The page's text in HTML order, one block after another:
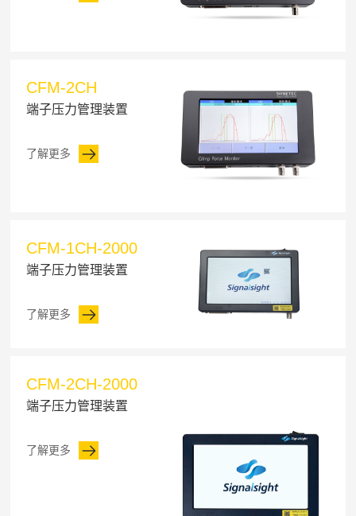
CFM-2CH
端子压力管理装置
了解更多
CFM-1CH-2000
端子压力管理装置
了解更多
CFM-2CH-2000
端子压力管理装置
了解更多